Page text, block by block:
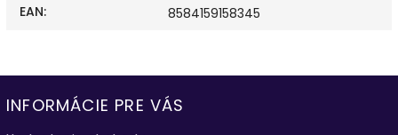
EAN: 8584159158345
INFORMÁCIE PRE VÁS